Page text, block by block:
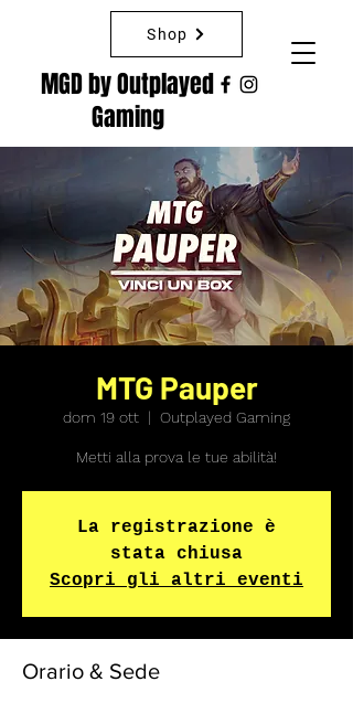
MGD by Outplayed
Gaming
Shop
MTG Pauper
dom 19 ott
  |
Outplayed Gaming
Metti alla prova le tue abilità!
La registrazione è
stata chiusa
Scopri gli altri eventi
Orario & Sede